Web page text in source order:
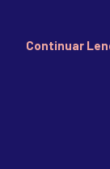
Continuar